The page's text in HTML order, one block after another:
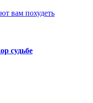
вам похудеть
судьбе